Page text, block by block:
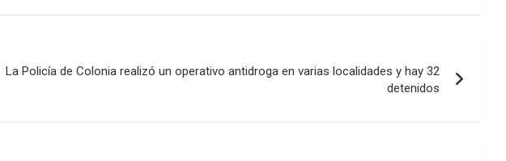
La Policía de Colonia realizó un operativo antidroga en varias localidades y hay 32
detenidos